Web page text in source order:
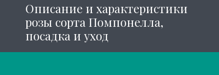
Описание и характеристики
розы сорта Помпонелла,
посадка и уход